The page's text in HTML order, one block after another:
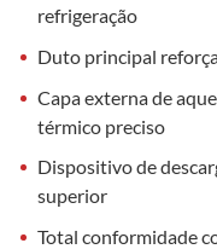
refrigeração
Duto principal
Capa externa de
térmico preciso
Dispositivo de
superior
Total conformidade